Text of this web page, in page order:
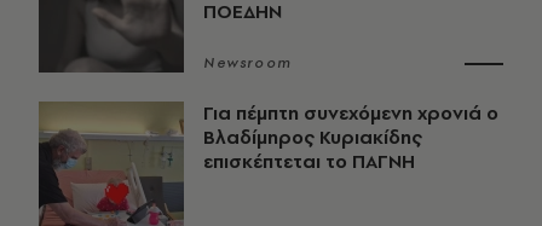
ΠΟΕΔΗΝ
Newsroom
Για πέμπτη συνεχόμενη χρονιά ο
Βλαδίμηρος Κυριακίδης
επισκέπτεται το ΠΑΓΝΗ